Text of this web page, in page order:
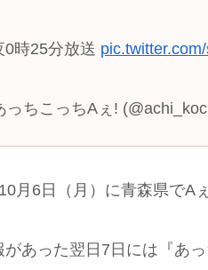
時25分放送
ちこっちAぇ!
月6日（月）に青森県でA
あった翌日7日には『あ